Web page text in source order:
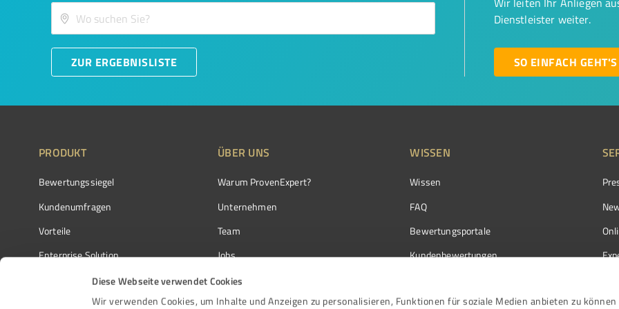
Diese Webseite verwendet Cookies
Wir verwenden Cookies, um Inhalte und Anzeigen zu personalisieren, Funktionen für soziale Medien anbieten zu können
ZUR ERGEBNISLISTE
Dienstleister weiter.
SO EINFACH GEHT'S
PRODUKT
Bewertungssiegel
Kundenumfragen
Vorteile
Enterprise Solution
Partnerprogramm
Auszeichnungen
ÜBER UNS
Warum ProvenExpert?
Unternehmen
Team
Jobs
Kundenstimmen
Kontakt
WISSEN
Wissen
FAQ
Bewertungsportale
Kundenbewertungen
Bewertungs­richtlinien